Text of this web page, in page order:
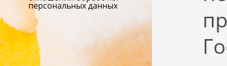
персональных данных